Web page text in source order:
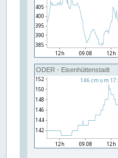
ODER - Eisenhüttenstadt